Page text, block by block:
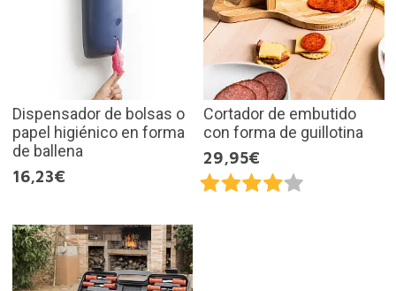
Dispensador de bolsas o
papel higiénico en forma
de ballena
16,23€
Cortador de embutido
con forma de guillotina
29,95€